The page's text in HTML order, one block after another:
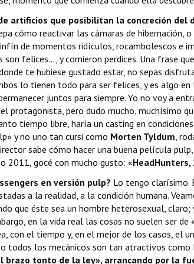
artificios que posibilitan la concreción del
cómo reactivar las cámaras de hibernación,
de momentos ridículos, rocambolescos e
felices…, y comieron perdices. Una frase
te hubiese gustado estar, no sepas
lo tienen todo para ser felices, y es algo
juntos para siempre. Yo no voy a
protagonista, pero dudo mucho, muchísimo
tiempo libre, haría un casting en
y no uno tan cursi como Morten Tyldum ,
sabe cómo hacer una buena película
2011, gocé con mucho gusto: «HeadHunters,
en versión pulp? Lo tengo clarísimo.
a la realidad, a la condición humana.
que éste sea un hombre heterosexual,
en la vida real las cosas no suelen ser
con el tiempo y, en el mejor de los casos, el
todos los mecánicos son tan atractivos como
tonto de la ley», arrancando por la